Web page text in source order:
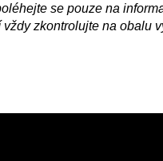
se pouze na
zkontrolujte na obalu